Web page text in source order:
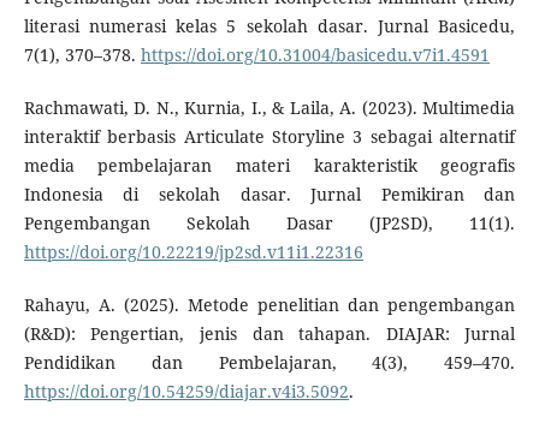
literasi numerasi kelas 5 sekolah dasar. Jurnal Basicedu,
7(1), 370–378. https://doi.org/10.31004/basicedu.v7i1.4591
Rachmawati, D. N., Kurnia, I., & Laila, A. (2023). Multimedia
interaktif berbasis Articulate Storyline 3 sebagai alternatif
media pembelajaran materi karakteristik geografis
Indonesia di sekolah dasar. Jurnal Pemikiran dan
Pengembangan Sekolah Dasar (JP2SD), 11(1).
https://doi.org/10.22219/jp2sd.v11i1.22316
Rahayu, A. (2025). Metode penelitian dan pengembangan
(R&D): Pengertian, jenis dan tahapan. DIAJAR: Jurnal
Pendidikan dan Pembelajaran, 4(3), 459–470.
https://doi.org/10.54259/diajar.v4i3.5092.